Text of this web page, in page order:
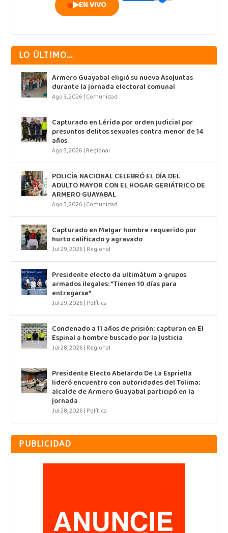
▶EN VIVO
LO ÚLTIMO…
Armero Guayabal eligió su nueva Asojuntas
durante la jornada electoral comunal
Ago 3, 2026 | Comunidad
Capturado en Lérida por orden judicial por
presuntos delitos sexuales contra menor de 14
años
Ago 3, 2026 | Regional
POLICÍA NACIONAL CELEBRÓ EL DÍA DEL
ADULTO MAYOR CON EL HOGAR GERIÁTRICO DE
ARMERO GUAYABAL
Ago 3, 2026 | Comunidad
Capturado en Melgar hombre requerido por
hurto calificado y agravado
Jul 29, 2026 | Regional
Presidente electo da ultimátum a grupos
armados ilegales: “Tienen 10 días para
entregarse”
Jul 29, 2026 | Política
Condenado a 11 años de prisión: capturan en El
Espinal a hombre buscado por la justicia
Jul 28, 2026 | Regional
Presidente Electo Abelardo De La Espriella
lideró encuentro con autoridades del Tolima;
alcalde de Armero Guayabal participó en la
jornada
Jul 28, 2026 | Política
PUBLICIDAD